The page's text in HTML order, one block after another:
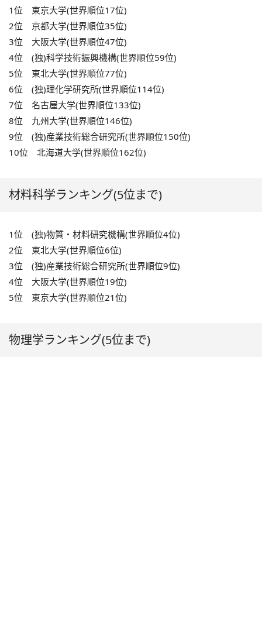
1位 東京大学(世界順位17位)
2位 京都大学(世界順位35位)
3位 大阪大学(世界順位47位)
4位 (独)科学技術振興機構(世界順位59位)
5位 東北大学(世界順位77位)
6位 (独)理化学研究所(世界順位114位)
7位 名古屋大学(世界順位133位)
8位 九州大学(世界順位146位)
9位 (独)産業技術総合研究所(世界順位150位)
10位 北海道大学(世界順位162位)
材料科学ランキング(5位まで)
1位 (独)物質・材料研究機構(世界順位4位)
2位 東北大学(世界順位6位)
3位 (独)産業技術総合研究所(世界順位9位)
4位 大阪大学(世界順位19位)
5位 東京大学(世界順位21位)
物理学ランキング(5位まで)